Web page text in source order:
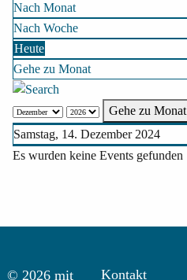
Nach Monat
Nach Woche
Heute
Gehe zu Monat
Gehe zu Monat
Samstag, 14. Dezember 2024
Es wurden keine Events gefunden
© 2026 mit Kontakt